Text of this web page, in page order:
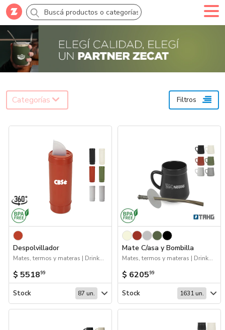
Comprar Creá tu cuenta Ingresá
Categorías
SALE 70% OFF
Novedades
Campañas
Logo 24hs
Marcas
Catálogos
Sé partner
Categorías Filtros
Despolvillador
Mates, termos y materas | Drinkware
$ 551899
Stock 87 un.
Mate C/asa y Bombilla
Mates, termos y materas | Drinkware
$ 620599
Stock 1631 un.